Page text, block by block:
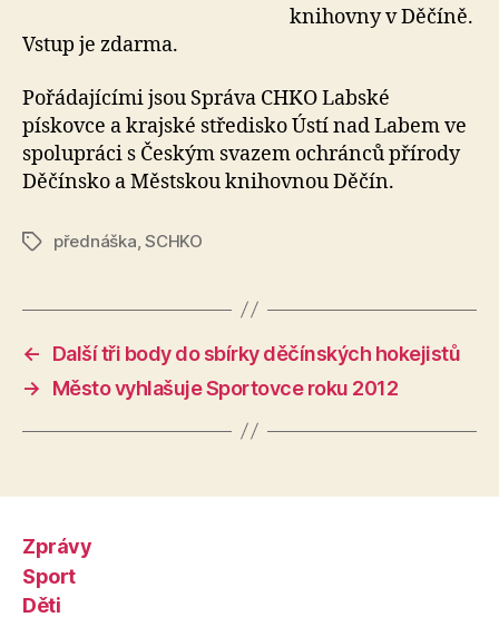
knihovny v Děčíně.
Vstup je zdarma.
Pořádajícími jsou Správa CHKO Labské
pískovce a krajské středisko Ústí nad Labem ve
spolupráci s Českým svazem ochránců přírody
Děčínsko a Městskou knihovnou Děčín.
Štítkypřednáška,SCHKO
←
Další tři body do sbírky děčínských hokejistů
→
Město vyhlašuje Sportovce roku 2012
Zprávy
Sport
Děti